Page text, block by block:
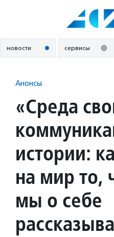
новости сервисы
Анонсы
«Среда
истории:
на мир то,
мы о себе